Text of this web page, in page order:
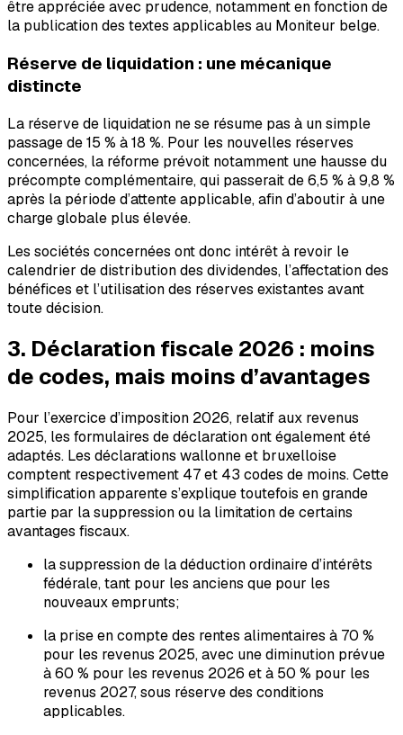
être appréciée avec prudence, notamment en fonction de
la publication des textes applicables au Moniteur belge.
Réserve de liquidation : une mécanique
distincte
La réserve de liquidation ne se résume pas à un simple
passage de 15 % à 18 %. Pour les nouvelles réserves
concernées, la réforme prévoit notamment une hausse du
précompte complémentaire, qui passerait de 6,5 % à 9,8 %
après la période d’attente applicable, afin d’aboutir à une
charge globale plus élevée.
Les sociétés concernées ont donc intérêt à revoir le
calendrier de distribution des dividendes, l’affectation des
bénéfices et l’utilisation des réserves existantes avant
toute décision.
3. Déclaration fiscale 2026 : moins
de codes, mais moins d’avantages
Pour l’exercice d’imposition 2026, relatif aux revenus
2025, les formulaires de déclaration ont également été
adaptés. Les déclarations wallonne et bruxelloise
comptent respectivement 47 et 43 codes de moins. Cette
simplification apparente s’explique toutefois en grande
partie par la suppression ou la limitation de certains
avantages fiscaux.
la suppression de la déduction ordinaire d’intérêts
fédérale, tant pour les anciens que pour les
nouveaux emprunts;
la prise en compte des rentes alimentaires à 70 %
pour les revenus 2025, avec une diminution prévue
à 60 % pour les revenus 2026 et à 50 % pour les
revenus 2027, sous réserve des conditions
applicables.